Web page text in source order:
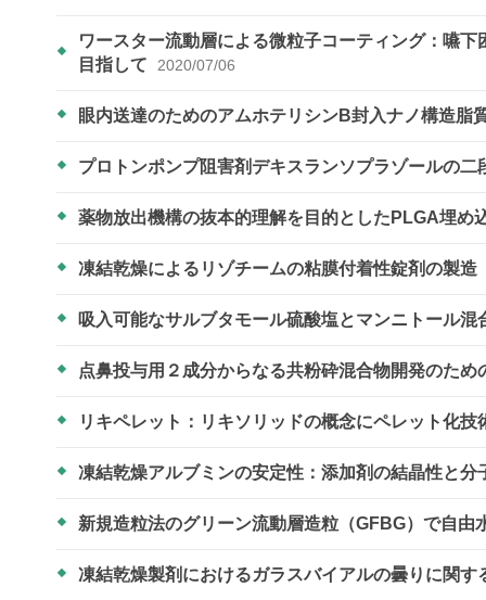
ワースター流動層による微粒子コーティング：嚥
目指して
2020/07/06
眼内送達のためのアムホテリシンB封入ナノ構造脂
プロトンポンプ阻害剤デキスランソプラゾールの
薬物放出機構の抜本的理解を目的としたPLGA埋め
凍結乾燥によるリゾチームの粘膜付着性錠剤の製造
吸入可能なサルブタモール硫酸塩とマンニトール
点鼻投与用２成分からなる共粉砕混合物開発のた
リキペレット：リキソリッドの概念にペレット化
凍結乾燥アルブミンの安定性：添加剤の結晶性と
新規造粒法のグリーン流動層造粒（GFBG）で自
凍結乾燥製剤におけるガラスバイアルの曇りに関す